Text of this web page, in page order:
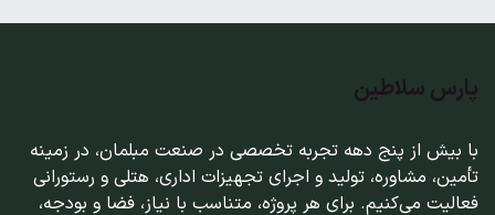
پارس سلاطین
با بیش از پنج دهه تجربه تخصصی در صنعت مبلمان، در زمینه
تأمین، مشاوره، تولید و اجرای تجهیزات اداری، هتلی و رستورانی
فعالیت می‌کنیم. برای هر پروژه، متناسب با نیاز، فضا و بودجه،